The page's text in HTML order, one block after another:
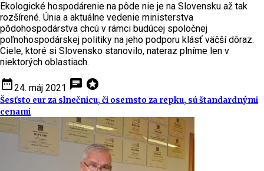
Ekologické hospodárenie na pôde nie je na Slovensku až tak
rozšírené. Únia a aktuálne vedenie ministerstva
pôdohospodárstva chcú v rámci budúcej spoločnej
poľnohospodárskej politiky na jeho podporu klásť väčší dôraz.
Ciele, ktoré si Slovensko stanovilo, nateraz plníme len v
niektorých oblastiach.
date_range24. máj 2021 chat stars
Šesťsto eur za slnečnicu, či osemsto za repku, sú štandardnými
cenami